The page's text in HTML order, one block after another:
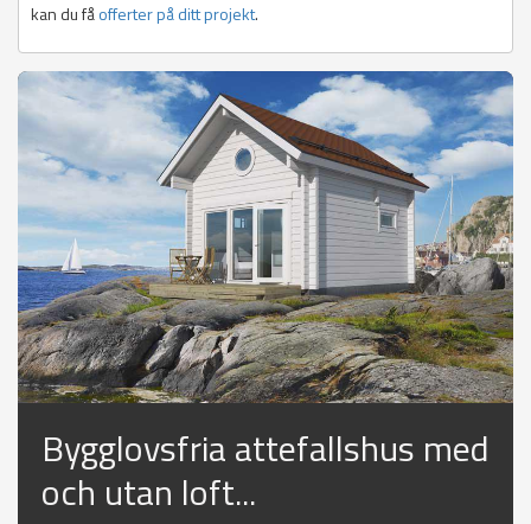
kan du fåofferter på ditt projekt.
Bygglovsfria attefallshus med
och utan loft...